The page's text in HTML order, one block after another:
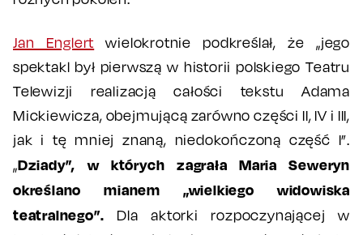
Jan Englert wielokrotnie podkreślał, że „jego
spektakl był pierwszą w historii polskiego Teatru
Telewizji realizacją całości tekstu Adama
Mickiewicza, obejmującą zarówno części II, IV i III,
jak i tę mniej znaną, niedokończoną część I”.
„Dziady”, w których zagrała Maria Seweryn
określano mianem „wielkiego widowiska
teatralnego”. Dla aktorki rozpoczynającej w